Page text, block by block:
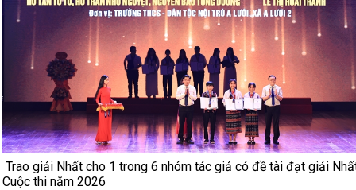
Trao giải Nhất cho 1 trong 6 nhóm tác giả có đề tài đạt giải
Cuộc thi năm 2026